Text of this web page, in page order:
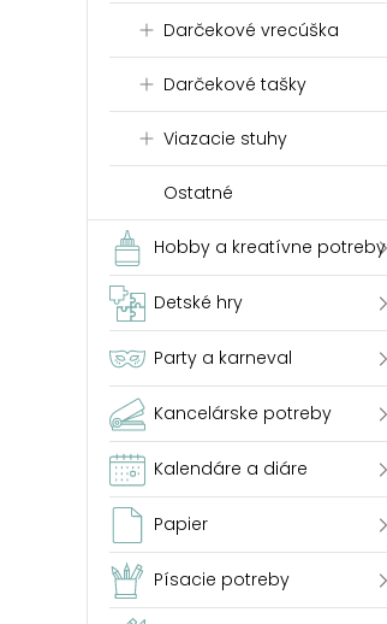
Darčekové vrecúška
Darčekové tašky
Viazacie stuhy
Ostatné
Hobby a kreatívne potreby
Detské hry
Party a karneval
Kancelárske potreby
Kalendáre a diáre
Papier
Písacie potreby